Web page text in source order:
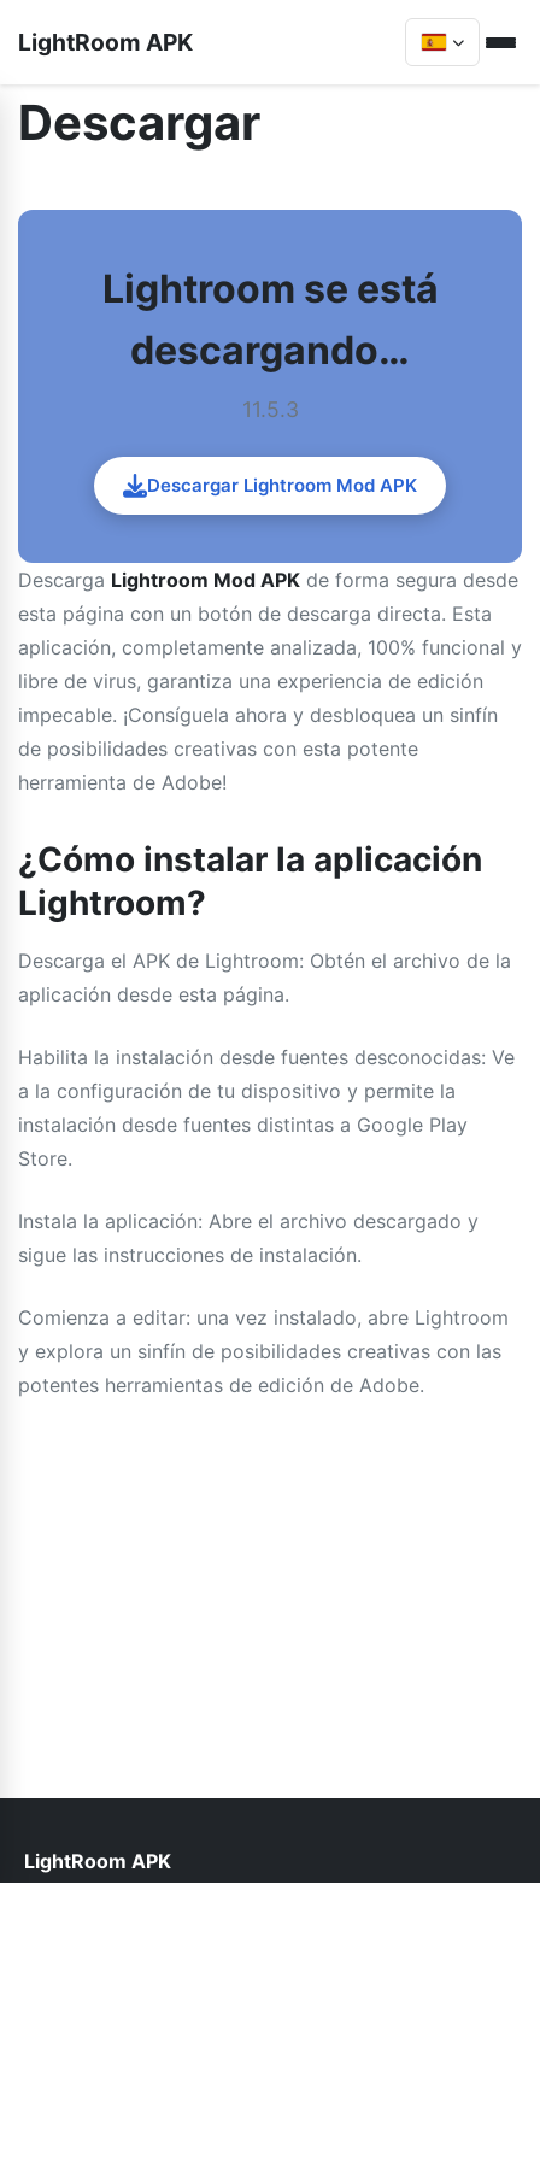
LightRoom APK
Descargar
Lightroom se está
descargando…
11.5.3
Descargar Lightroom Mod APK
Descarga Lightroom Mod APK de forma segura desde
esta página con un botón de descarga directa. Esta
aplicación, completamente analizada, 100% funcional y
libre de virus, garantiza una experiencia de edición
impecable. ¡Consíguela ahora y desbloquea un sinfín
de posibilidades creativas con esta potente
herramienta de Adobe!
¿Cómo instalar la aplicación
Lightroom?
Descarga el APK de Lightroom: Obtén el archivo de la
aplicación desde esta página.
Habilita la instalación desde fuentes desconocidas: Ve
a la configuración de tu dispositivo y permite la
instalación desde fuentes distintas a Google Play
Store.
Instala la aplicación: Abre el archivo descargado y
sigue las instrucciones de instalación.
Comienza a editar: una vez instalado, abre Lightroom
y explora un sinfín de posibilidades creativas con las
potentes herramientas de edición de Adobe.
LightRoom APK